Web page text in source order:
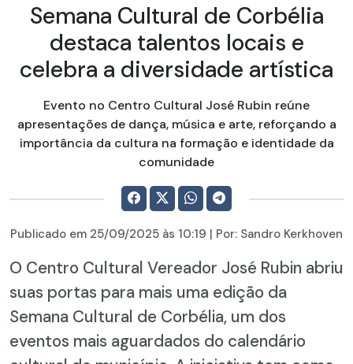
Semana Cultural de Corbélia
destaca talentos locais e
celebra a diversidade artística
Evento no Centro Cultural José Rubin reúne
apresentações de dança, música e arte, reforçando a
importância da cultura na formação e identidade da
comunidade
Publicado em 25/09/2025 às 10:19 | Por: Sandro Kerkhoven
O Centro Cultural Vereador José Rubin abriu
suas portas para mais uma edição da
Semana Cultural de Corbélia, um dos
eventos mais aguardados do calendário